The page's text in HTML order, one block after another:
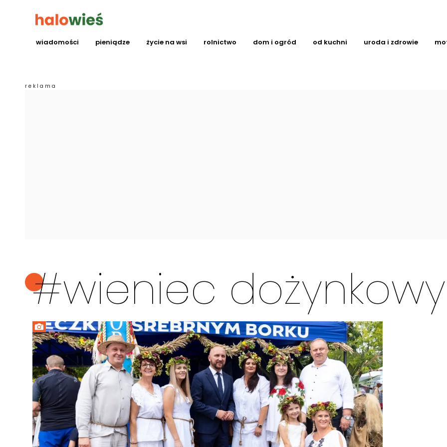
wiadomości pieniądze życie na wsi rolnictwo dom i ogród od kuchni uroda i zdrowie
#wieniec